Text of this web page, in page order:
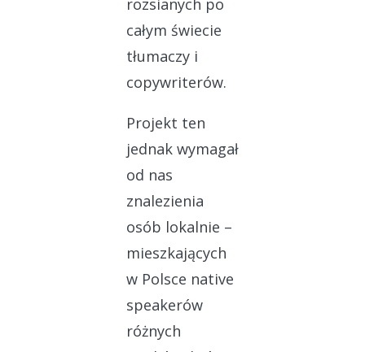
rozsianych po
całym świecie
tłumaczy i
copywriterów.
Projekt ten
jednak wymagał
od nas
znalezienia
osób lokalnie –
mieszkających
w Polsce native
speakerów
różnych